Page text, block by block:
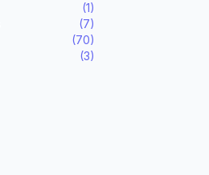
(1)
(7)
(70)
(3)